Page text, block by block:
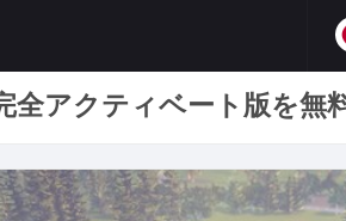
アクティベート版を無